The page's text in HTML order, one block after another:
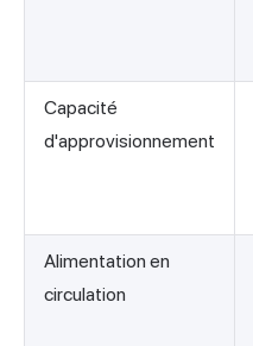
Capacité
d'approvisionnement
Alimentation en
circulation